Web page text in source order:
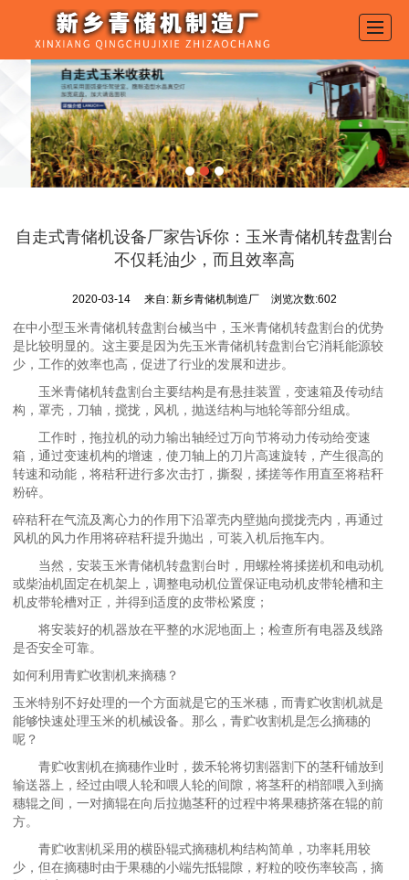
首页
产品展示
新闻动态
图库展示
留言反馈
LBS
自走式青储机设备厂家告诉你：玉米青储机转盘割台
不仅耗油少，而且效率高
2020-03-14 来自:新乡青储机制造厂 浏览次数:602
在中小型玉米青储机转盘割台械当中，玉米青储机转盘割台的优势
是比较明显的。这主要是因为先玉米青储机转盘割台它消耗能源较
少，工作的效率也高，促进了行业的发展和进步。
玉米青储机转盘割台主要结构是有悬挂装置，变速箱及传动结
构，罩壳，刀轴，搅拢，风机，抛送结构与地轮等部分组成。
工作时，拖拉机的动力输出轴经过万向节将动力传动给变速
箱，通过变速机构的增速，使刀轴上的刀片高速旋转，产生很高的
转速和动能，将秸秆进行多次击打，撕裂，揉搓等作用直至将秸秆
粉碎。
碎秸秆在气流及离心力的作用下沿罩壳内壁抛向搅拢壳内，再通过
风机的风力作用将碎秸秆提升抛出，可装入机后拖车内。
当然，安装玉米青储机转盘割台时，用螺栓将揉搓机和电动机
或柴油机固定在机架上，调整电动机位置保证电动机皮带轮槽和主
机皮带轮槽对正，并得到适度的皮带松紧度；
将安装好的机器放在平整的水泥地面上；检查所有电器及线路
是否安全可靠。
如何利用青贮收割机来摘穗？
玉米特别不好处理的一个方面就是它的玉米穗，而青贮收割机就是
能够快速处理玉米的机械设备。那么，青贮收割机是怎么摘穗的
呢？
青贮收割机在摘穗作业时，拨禾轮将切割器割下的茎秆铺放到
输送器上，经过由喂人轮和喂人轮的间隙，将茎秆的梢部喂入到摘
穗辊之间，一对摘辊在向后拉抛茎秆的过程中将果穗挤落在辊的前
方。
青贮收割机采用的横卧辊式摘穗机构结构简单，功率耗用较
少，但在摘穗时由于果穗的小端先抵辊隙，籽粒的咬伤率较高，摘